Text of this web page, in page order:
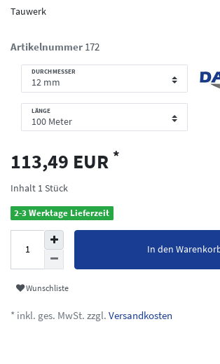
Tauwerk
Artikelnummer 172
DURCHMESSER
LÄNGE
113,49 EUR *
Inhalt 1Stück
2-3 Werktage Lieferzeit
In den
Wunschliste
* inkl. ges. MwSt. zzgl. Versandkosten